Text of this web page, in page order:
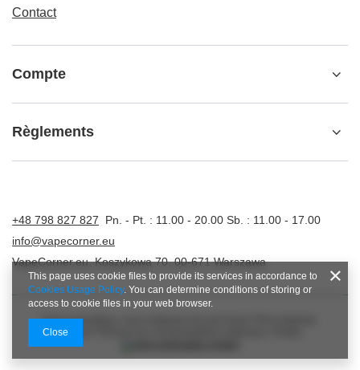
Contact
Compte
Règlements
+48 798 827 827
Pn. - Pt. : 11.00 - 20.00 Sb. : 11.00 - 17.00
info@vapecorner.eu
VapeCorner.eu,Koszykowa 70,00-671Warszawa
Dans la boutique, nous indiquons les prix bruts (TVA comprise).
Taux de TVA pour les consommateurs nationaux:
This page uses cookie files to provide its services in accordance to
Cookies Usage Policy. You can determine conditions of storing or
access to cookie files in your web browser.
Close